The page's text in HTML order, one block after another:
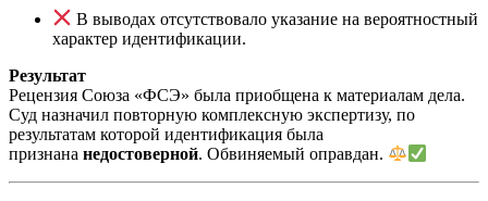
В выводах отсутствовало указание на вероятностный
характер идентификации.
Результат
Рецензия Союза «ФСЭ» была приобщена к материалам дела.
Суд назначил повторную комплексную экспертизу, по
результатам которой идентификация была
признана недостоверной. Обвиняемый оправдан.